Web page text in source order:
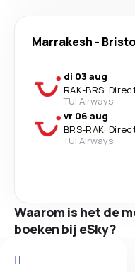
Marrakesh -
di 03 aug
RAK-BRS·
TUI Airways
vr 06 aug
BRS-RAK·
TUI Airways
Waarom is het de
boeken bij eSky?